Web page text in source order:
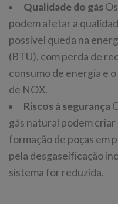
Qualidade do gás
podem afetar a
possível queda na
(BTU), com perda de
consumo de energia e
de NOX.
Riscos à segurança
gás natural podem criar
formação de poças em
pela desgaseificação
sistema for reduzida.